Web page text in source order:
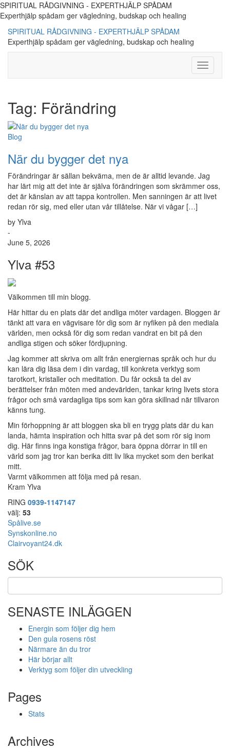
SPIRITUAL RÅDGIVNING - EXPERTHJÄLP SPÅDAM
Experthjälp spådam ger vägledning, budskap och healing
SPIRITUAL RÅDGIVNING - EXPERTHJÄLP SPÅDAM
Experthjälp spådam ger vägledning, budskap och healing
Toggle
Tag: Förändring
Blog
När du bygger det nya
Förändringar är sällan bekväma, men de är alltid levande. Jag
har lärt mig att det inte är själva förändringen som skrämmer oss,
det är känslan av att tappa kontrollen. Men sanningen är att livet
redan rör sig, med eller utan vår tillåtelse. När vi vågar […]
by Ylva
-
June 5, 2026
Ylva #53
Välkommen till min blogg.
Här hittar du en plats där det andliga möter vardagen. Bloggen är
tänkt att vara en vägvisare för dig som är nyfiken på den mediala
världen, men också för dig som redan vandrat en bit på den
andliga stigen och söker fördjupning.
Jag kommer att skriva om allt från energiernas språk och hur du
kan lära dig läsa dem i din vardag, till konkreta verktyg som
tarotkort, kristaller och meditation. Du får också ta del av
berättelser från möten med andevärlden, tankar kring livets stora
frågor och små vardagliga tips som kan göra skillnad när tillvaron
känns tung.
Min förhoppning är att bloggen ska bli en trygg plats där du kan
landa, hämta inspiration och hitta svar på det som rör sig inom
dig. Här finns inga konstiga frågor, bara öppna dörrar in till en
värld som jag tror kan berika ditt liv lika mycket som den berikat
mitt.
Varmt välkommen att följa med på resan.
Kram Ylva
RING 0939-1147147
välj: 53
Spålive.se
Synskonline.no
Clairvoyant24.dk
SÖK
SENASTE INLÄGGEN
Energin som följer dig hem
Den gula rosens röst
Närmare än du tror
Här börjar allt
Verktyg som följer din utveckling
Pages
Stats
Archives